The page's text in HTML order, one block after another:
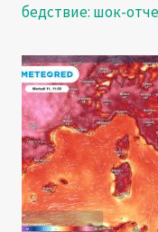
бедствие: шок-